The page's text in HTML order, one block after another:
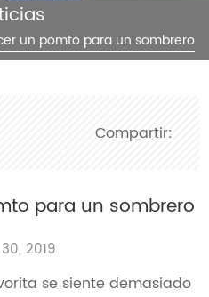
un pomto para un sombrero
Compartir:
para un sombrero
2019
se siente demasiado